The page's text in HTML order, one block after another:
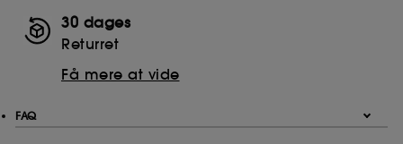
30 dages
Returret
Få mere at vide
FAQ